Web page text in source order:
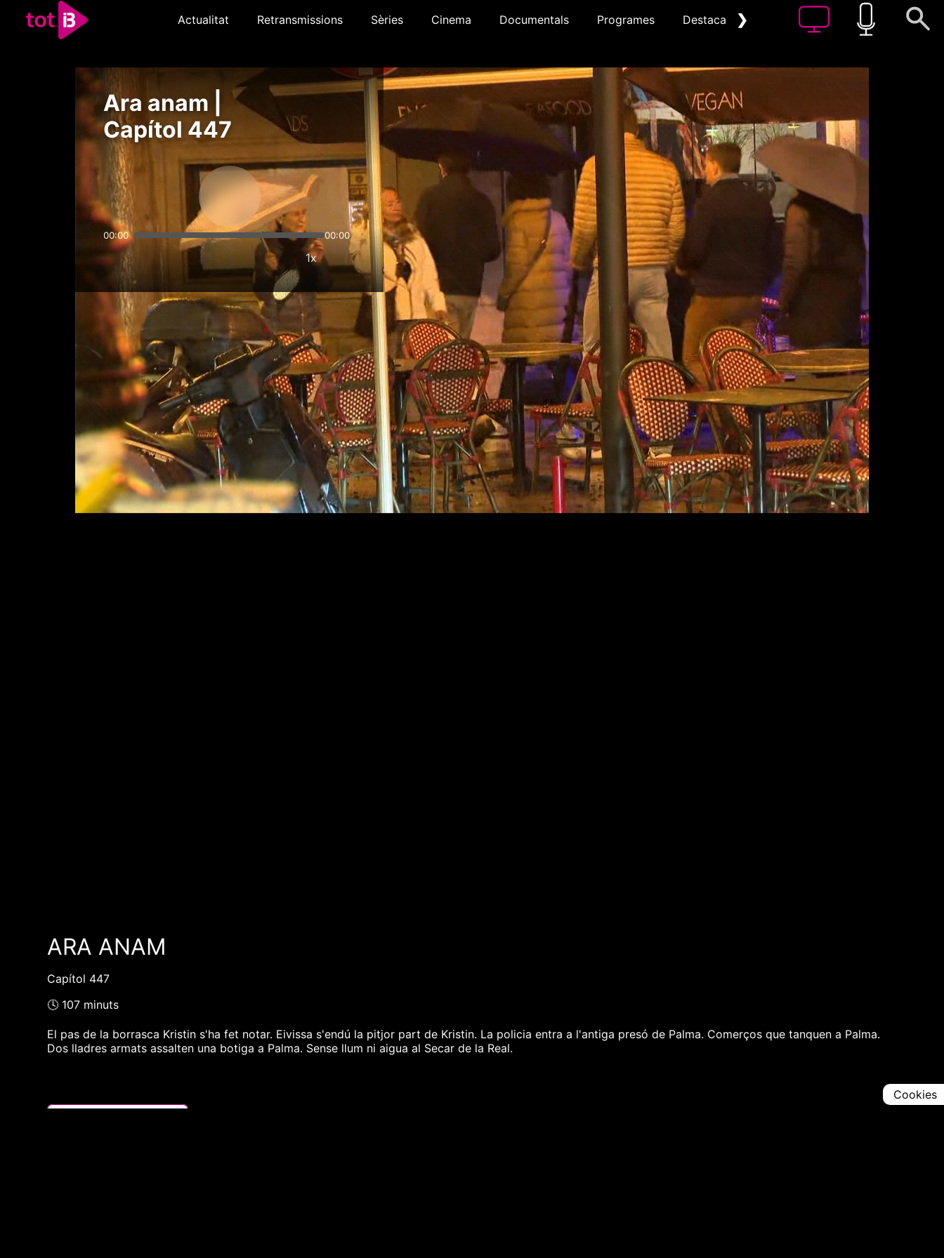
Actualitat Retransmissions Sèries Cinema Documentals Programes Destacat ❯
Ara anam |
Capítol 447
00:00 00:00
1x
ARA ANAM
Capítol 447
🕓 107 minuts
El pas de la borrasca Kristin s'ha fet notar. Eivissa s'endú la pitjor part de Kristin. La policia entra a l'antiga presó de Palma. Comerços que tanquen a Palma.
Dos lladres armats assalten una botiga a Palma. Sense llum ni aigua al Secar de la Real.
Cookies